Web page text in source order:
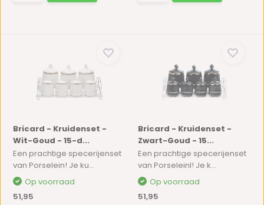
Bricard - Kruidenset -
Wit-Goud - 15-d...
Een prachtige specerijenset
van Porselein! Je ku...
Op voorraad
51,95
Bricard - Kruidenset -
Zwart-Goud - 15...
Een prachtige specerijenset
van Porseleinl! Je k...
Op voorraad
51,95